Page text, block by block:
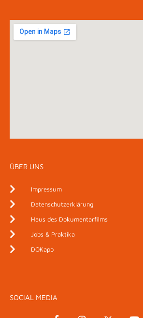
ÜBER UNS
Impressum
Datenschutzerklärung
Haus des Dokumentarfilms
Jobs & Praktika
DOKapp
SOCIAL MEDIA